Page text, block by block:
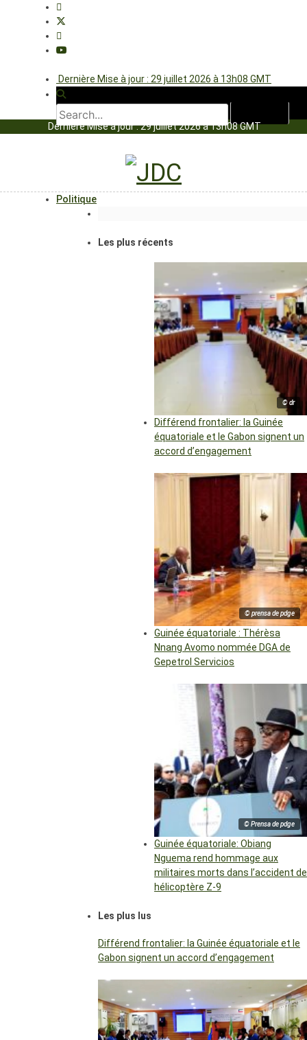
Dernière Mise à jour : 29 juillet 2026 à 13h08 GMT
Dernière Mise à jour : 29 juillet 2026 à 13h08 GMT
Politique
Les plus récents
© dr
Différend frontalier: la Guinée
équatoriale et le Gabon signent un
accord d’engagement
© prensa de pdge
Guinée équatoriale : Thérèsa
Nnang Avomo nommée DGA de
Gepetrol Servicios
© Prensa de pdge
Guinée équatoriale: Obiang
Nguema rend hommage aux
militaires morts dans l’accident de
hélicoptère Z-9
Les plus lus
Différend frontalier: la Guinée équatoriale et le
Gabon signent un accord d’engagement